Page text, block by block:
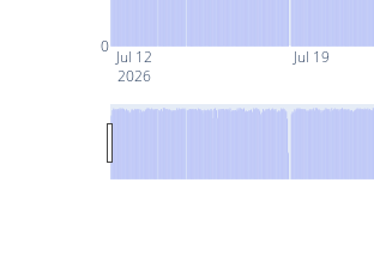
Jul 12
2026
Jul 19
0